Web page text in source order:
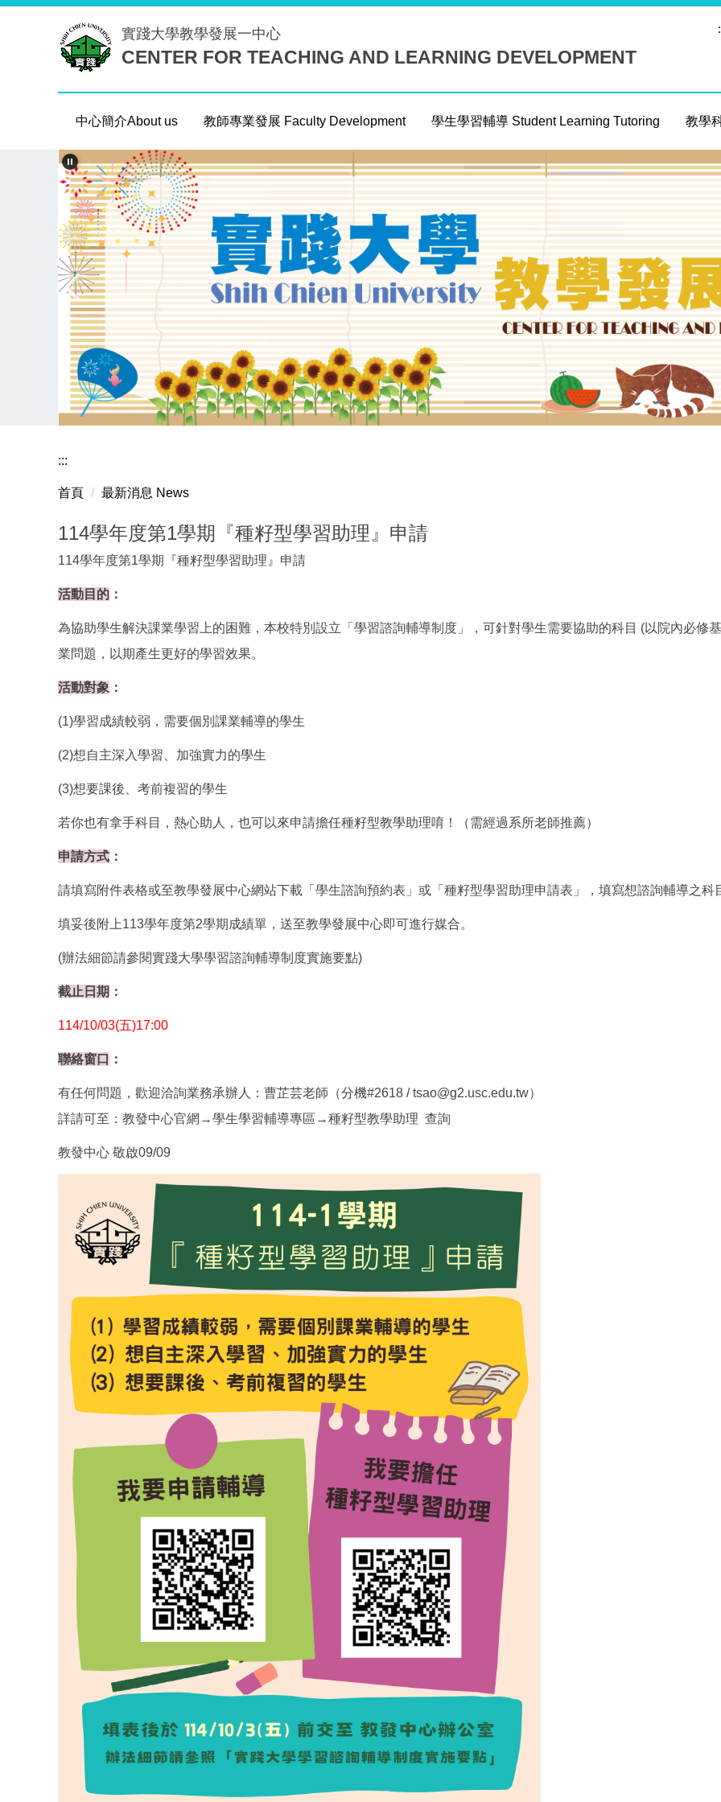
實踐大學教學發展一中心
CENTER FOR TEACHING AND LEARNING DEVELOPMENT
中心簡介About us 教師專業發展 Faculty Development 學生學習輔導 Student Learning Tutoring 教學
實踐大學教學發展一中心
:::
首頁 最新消息 News
114學年度第1學期『種籽型學習助理』申請
114學年度第1學期『種籽型學習助理』申請
活動目的 ：
為協助學生解決課業學習上的困難，本校特別設立「學習諮詢輔導制度」，可針對學生需要協助的科目 (以院內必修
業問題，以期產生更好的學習效果。
活動對象 ：
(1)學習成績較弱，需要個別課業輔導的學生
(2)想自主深入學習、加強實力的學生
(3)想要課後、考前複習的學生
若你也有拿手科目，熱心助人，也可以來申請擔任種籽型教學助理唷！（需經過系所老師推薦）
申請方式 ：
請填寫附件表格或至教學發展中心網站下載「學生諮詢預約表」或「種籽型學習助理申請表」，填寫想諮詢輔導之科
填妥後附上113學年度第2學期成績單，送至教學發展中心即可進行媒合。
(辦法細節請參閱實踐大學學習諮詢輔導制度實施要點)
截止日期 ：
114/10/03(五)17:00
聯絡窗口 ：
有任何問題，歡迎洽詢業務承辦人：曹芷芸老師（分機#2618 / tsao@g2.usc.edu.tw）
詳請可至：教發中心官網→學生學習輔導專區→種籽型教學助理 查詢
教發中心 敬啟09/09